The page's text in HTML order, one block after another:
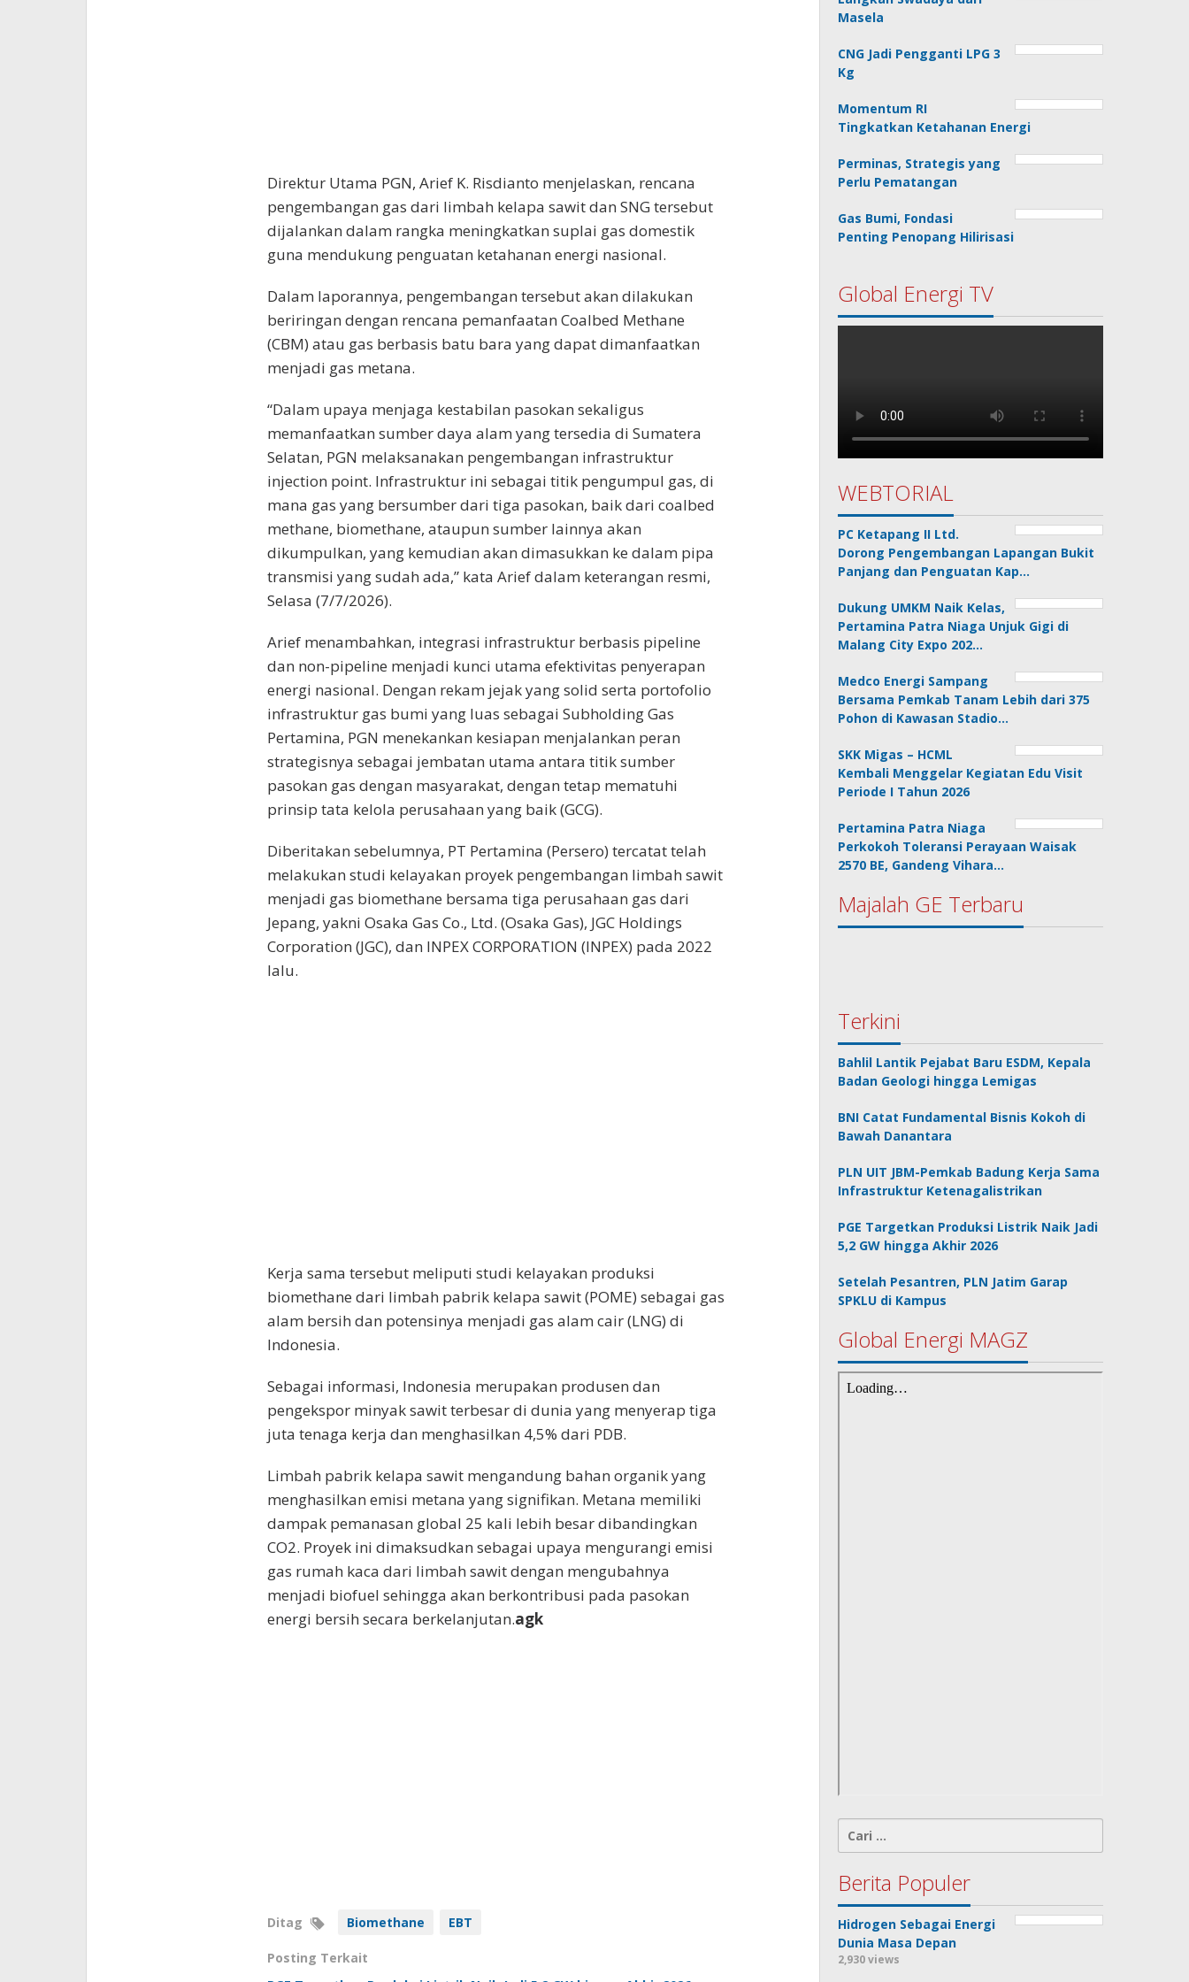
Direktur Utama PGN, Arief K. Risdianto menjelaskan, rencana
pengembangan gas dari limbah kelapa sawit dan SNG tersebut
dijalankan dalam rangka meningkatkan suplai gas domestik
guna mendukung penguatan ketahanan energi nasional.
Dalam laporannya, pengembangan tersebut akan dilakukan
beriringan dengan rencana pemanfaatan Coalbed Methane
(CBM) atau gas berbasis batu bara yang dapat dimanfaatkan
menjadi gas metana.
“Dalam upaya menjaga kestabilan pasokan sekaligus
memanfaatkan sumber daya alam yang tersedia di Sumatera
Selatan, PGN melaksanakan pengembangan infrastruktur
injection point. Infrastruktur ini sebagai titik pengumpul gas, di
mana gas yang bersumber dari tiga pasokan, baik dari coalbed
methane, biomethane, ataupun sumber lainnya akan
dikumpulkan, yang kemudian akan dimasukkan ke dalam pipa
transmisi yang sudah ada,” kata Arief dalam keterangan resmi,
Selasa (7/7/2026).
Arief menambahkan, integrasi infrastruktur berbasis pipeline
dan non-pipeline menjadi kunci utama efektivitas penyerapan
energi nasional. Dengan rekam jejak yang solid serta portofolio
infrastruktur gas bumi yang luas sebagai Subholding Gas
Pertamina, PGN menekankan kesiapan menjalankan peran
strategisnya sebagai jembatan utama antara titik sumber
pasokan gas dengan masyarakat, dengan tetap mematuhi
prinsip tata kelola perusahaan yang baik (GCG).
Diberitakan sebelumnya, PT Pertamina (Persero) tercatat telah
melakukan studi kelayakan proyek pengembangan limbah sawit
menjadi gas biomethane bersama tiga perusahaan gas dari
Jepang, yakni Osaka Gas Co., Ltd. (Osaka Gas), JGC Holdings
Corporation (JGC), dan INPEX CORPORATION (INPEX) pada 2022
lalu.
Kerja sama tersebut meliputi studi kelayakan produksi
biomethane dari limbah pabrik kelapa sawit (POME) sebagai gas
alam bersih dan potensinya menjadi gas alam cair (LNG) di
Indonesia.
Sebagai informasi, Indonesia merupakan produsen dan
pengekspor minyak sawit terbesar di dunia yang menyerap tiga
juta tenaga kerja dan menghasilkan 4,5% dari PDB.
Limbah pabrik kelapa sawit mengandung bahan organik yang
menghasilkan emisi metana yang signifikan. Metana memiliki
dampak pemanasan global 25 kali lebih besar dibandingkan
CO2. Proyek ini dimaksudkan sebagai upaya mengurangi emisi
gas rumah kaca dari limbah sawit dengan mengubahnya
menjadi biofuel sehingga akan berkontribusi pada pasokan
energi bersih secara berkelanjutan.agk
Ditag Biomethane EBT
Posting Terkait
Masela
CNG Jadi Pengganti LPG 3
Kg
Momentum RI
Tingkatkan Ketahanan Energi
Perminas, Strategis yang
Perlu Pematangan
Gas Bumi, Fondasi
Penting Penopang Hilirisasi
Global Energi TV
WEBTORIAL
PC Ketapang II Ltd.
Dorong Pengembangan Lapangan Bukit
Panjang dan Penguatan Kap…
Dukung UMKM Naik Kelas,
Pertamina Patra Niaga Unjuk Gigi di
Malang City Expo 202…
Medco Energi Sampang
Bersama Pemkab Tanam Lebih dari 375
Pohon di Kawasan Stadio…
SKK Migas – HCML
Kembali Menggelar Kegiatan Edu Visit
Periode I Tahun 2026
Pertamina Patra Niaga
Perkokoh Toleransi Perayaan Waisak
2570 BE, Gandeng Vihara…
Majalah GE Terbaru
Terkini
Bahlil Lantik Pejabat Baru ESDM, Kepala
Badan Geologi hingga Lemigas
BNI Catat Fundamental Bisnis Kokoh di
Bawah Danantara
PLN UIT JBM-Pemkab Badung Kerja Sama
Infrastruktur Ketenagalistrikan
PGE Targetkan Produksi Listrik Naik Jadi
5,2 GW hingga Akhir 2026
Setelah Pesantren, PLN Jatim Garap
SPKLU di Kampus
Global Energi MAGZ
untuk:
Berita Populer
Hidrogen Sebagai Energi
Dunia Masa Depan
2,930 views